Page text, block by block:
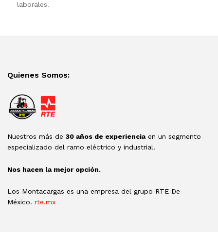
laborales.
Quienes Somos:
Nuestros más de 30 años de experienciaen un segmento
especializado del ramo eléctrico y industrial.
Nos hacen la mejor opción.
Los Montacargas es una empresa del grupo RTE De
México. rte.mx